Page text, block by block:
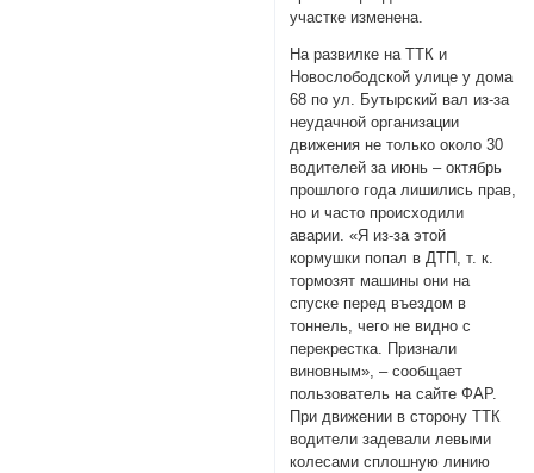
участке изменена.
На развилке на ТТК и
Новослободской улице у дома
68 по ул. Бутырский вал из-за
неудачной организации
движения не только около 30
водителей за июнь – октябрь
прошлого года лишились прав,
но и часто происходили
аварии. «Я из-за этой
кормушки попал в ДТП, т. к.
тормозят машины они на
спуске перед въездом в
тоннель, чего не видно с
перекрестка. Признали
виновным», – сообщает
пользователь на сайте ФАР.
При движении в сторону ТТК
водители задевали левыми
колесами сплошную линию